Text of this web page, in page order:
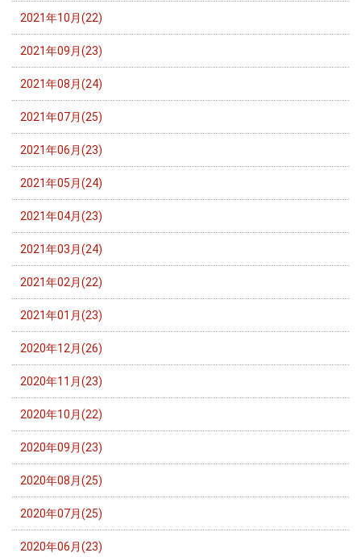
2021年10月(22)
2021年09月(23)
2021年08月(24)
2021年07月(25)
2021年06月(23)
2021年05月(24)
2021年04月(23)
2021年03月(24)
2021年02月(22)
2021年01月(23)
2020年12月(26)
2020年11月(23)
2020年10月(22)
2020年09月(23)
2020年08月(25)
2020年07月(25)
2020年06月(23)